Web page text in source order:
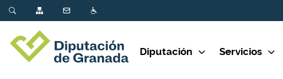
Diputación Servicios